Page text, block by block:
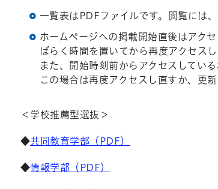
一覧表はPDFファイルです。閲覧には
ホームページへの掲載開始直後はアク
ばらく時間を置いてから再度アクセスし
また、開始時刻前からアクセスしてい
この場合は再度アクセスし直すか、更
＜学校推薦型選抜＞
◆共同教育学部（PDF）
◆情報学部（PDF）